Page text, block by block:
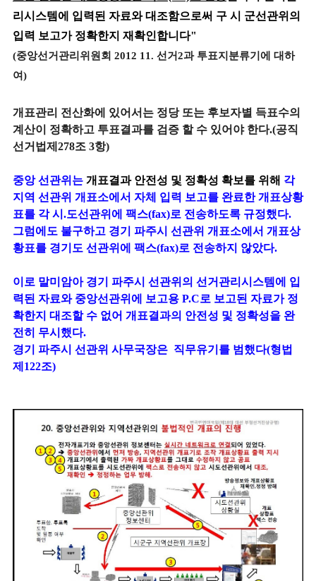
리시스템에 입력된 자료와 대조함으로써 구 시 군선관위의
입력 보고가 정확한지 재확인합니다"
(중앙선거관리위원회 2012 11. 선거2과 투표지분류기에 대하
여)
개표관리 전산화에 있어서는 정당 또는 후보자별 득표수의
계산이 정확하고 투표결과를 검증 할 수 있어야 한다.(공직
선거법제278조 3항)
중앙 선관위는 개표결과 안전성 및 정확성 확보를 위해 각
지역 선관위 개표소에서 자체 입력 보고를 완료한 개표상황
표를 각 시.도선관위에 팩스(fax)로 전송하도록 규정했다.
그럼에도 불구하고 경기 파주시 선관위 개표소에서 개표상
황표를 경기도 선관위에 팩스(fax)로 전송하지 않았다.
이로 말미암아 경기 파주시 선관위의 선거관리시스템에 입
력된 자료와 중앙선관위에 보고용 P.C로 보고된 자료가 정
확한지 대조할 수 없어 개표결과의 안전성 및 정확성을 완
전히 무시했다.
경기 파주시 선관위 사무국장은 직무유기를 범했다(형법
제122조)